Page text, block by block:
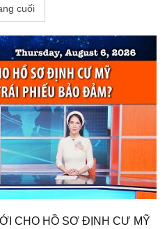
cuối
CHO HỒ SƠ ĐỊNH CƯ MỸ